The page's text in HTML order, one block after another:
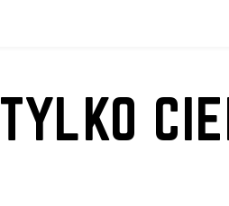
TYLKO